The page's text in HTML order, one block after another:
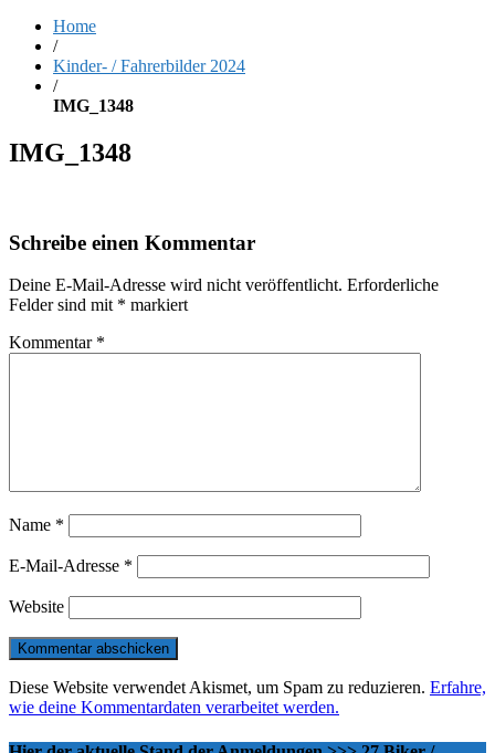
Home
/
Kinder- / Fahrerbilder 2024
/
IMG_1348
IMG_1348
Schreibe einen Kommentar
Deine E-Mail-Adresse wird nicht veröffentlicht. Erforderliche
Felder sind mit * markiert
Kommentar *
Name *
E-Mail-Adresse *
Website
Diese Website verwendet Akismet, um Spam zu reduzieren. Erfahre,
wie deine Kommentardaten verarbeitet werden.